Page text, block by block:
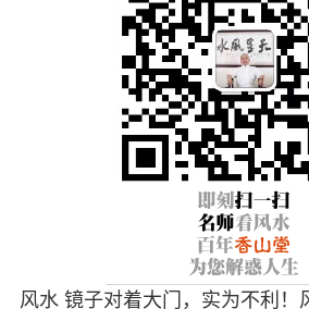
风水 镜子对着大门，实为不利！